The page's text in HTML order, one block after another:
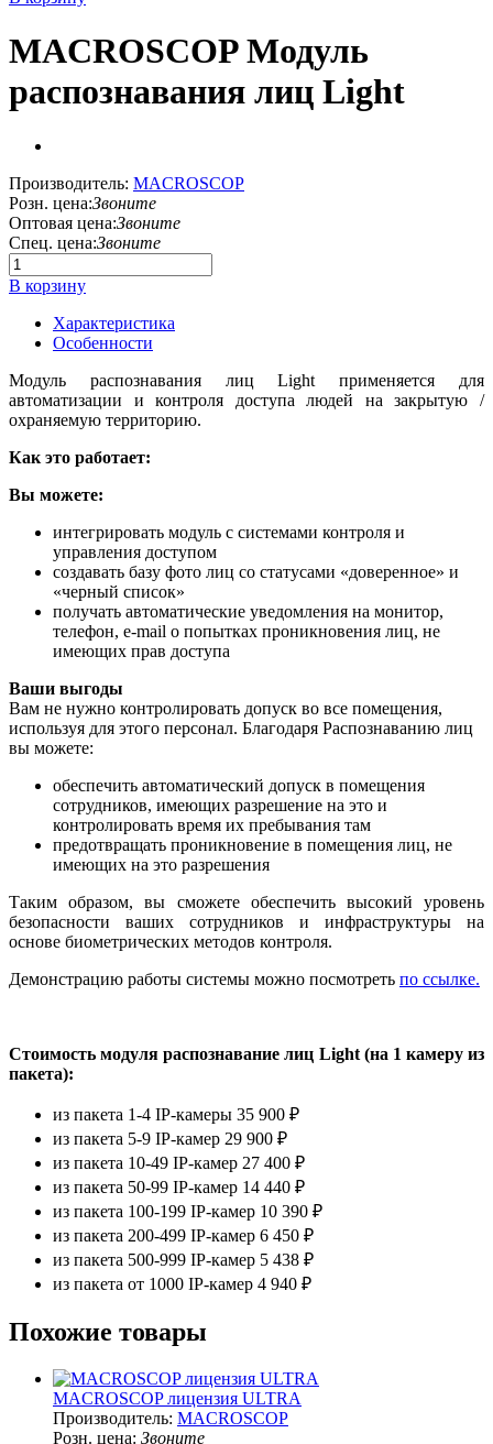
MACROSCOP Модуль
распознавания лиц Light
Производитель: MACROSCOP
Розн. цена:Звоните
Оптовая цена:Звоните
Спец. цена:Звоните
В корзину
Характеристика
Особенности
Модуль распознавания лиц Light применяется для
автоматизации и контроля доступа людей на закрытую /
охраняемую территорию.
Как это работает:
Вы можете:
интегрировать модуль с системами контроля и
управления доступом
создавать базу фото лиц со статусами «доверенное» и
«черный список»
получать автоматические уведомления на монитор,
телефон, e-mail о попытках проникновения лиц, не
имеющих прав доступа
Ваши выгоды
Вам не нужно контролировать допуск во все помещения,
используя для этого персонал. Благодаря Распознаванию лиц
вы можете:
обеспечить автоматический допуск в помещения
сотрудников, имеющих разрешение на это и
контролировать время их пребывания там
предотвращать проникновение в помещения лиц, не
имеющих на это разрешения
Таким образом, вы сможете обеспечить высокий уровень
безопасности ваших сотрудников и инфраструктуры на
основе биометрических методов контроля.
Демонстрацию работы системы можно посмотреть по ссылке.
Стоимость модуля распознавание лиц Light (на 1 камеру из
пакета):
из пакета 1-4 IP-камеры 35 900 ₽
из пакета 5-9 IP-камер 29 900 ₽
из пакета 10-49 IP-камер 27 400 ₽
из пакета 50-99 IP-камер 14 440 ₽
из пакета 100-199 IP-камер 10 390 ₽
из пакета 200-499 IP-камер 6 450 ₽
из пакета 500-999 IP-камер 5 438 ₽
из пакета от 1000 IP-камер 4 940 ₽
Похожие товары
MACROSCOP лицензия ULTRA
Производитель: MACROSCOP
Розн. цена: Звоните